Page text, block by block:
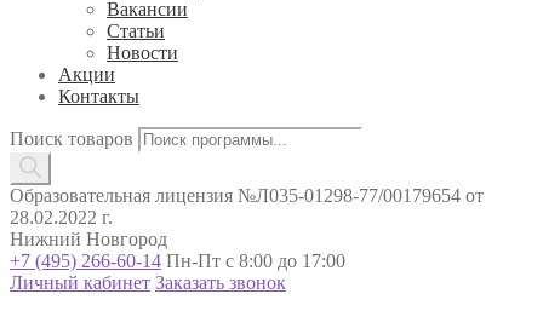
Вакансии
Статьи
Новости
Акции
Контакты
Поиск товаров
Образовательная лицензия №Л035-01298-77/00179654 от
28.02.2022 г.
Нижний Новгород
+7 (495) 266-60-14 Пн-Пт с 8:00 до 17:00
Личный кабинет Заказать звонок